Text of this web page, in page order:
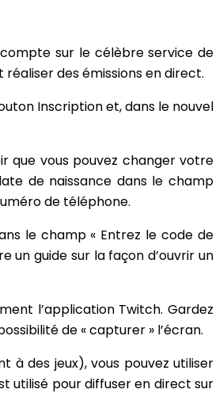
sur le célèbre service de
des émissions en direct.
Inscription et, dans le nouvel
que vous pouvez changer votre
de naissance dans le champ
de téléphone.
le champ « Entrez le code de
guide sur la façon d’ouvrir un
l’application Twitch. Gardez
de « capturer » l’écran.
à des jeux), vous pouvez utiliser
utilisé pour diffuser en direct sur